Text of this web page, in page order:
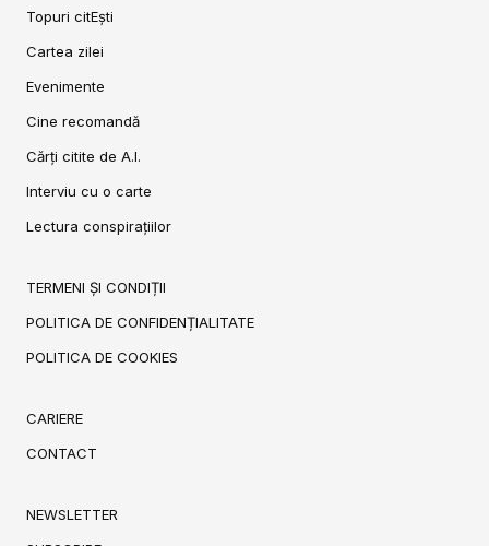
Topuri citEști
Cartea zilei
Evenimente
Cine recomandă
Cărți citite de A.I.
Interviu cu o carte
Lectura conspirațiilor
TERMENI ȘI CONDIȚII
POLITICA DE CONFIDENȚIALITATE
POLITICA DE COOKIES
CARIERE
CONTACT
NEWSLETTER